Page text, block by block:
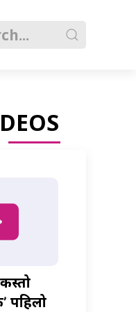
पहिलो